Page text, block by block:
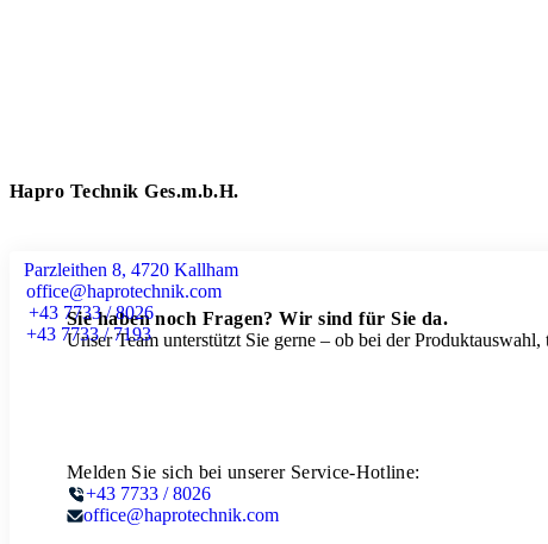
Hapro Technik Ges.m.b.H.
Parzleithen 8, 4720 Kallham
office@haprotechnik.com
+43 7733 / 8026
+43 7733 / 7193
Sie haben noch Fragen? Wir sind für Sie da.
Unser Team unterstützt Sie gerne – ob bei der
Melden Sie sich bei unserer Service-Hotline:
+43 7733 / 8026
office@haprotechnik.com